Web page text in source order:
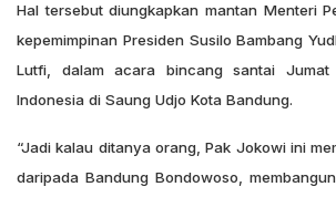
Hal tersebut diungkapkan mantan Menteri
kepemimpinan Presiden Susilo Bambang
Lutfi, dalam acara bincang santai Jumat
Indonesia di Saung Udjo Kota Bandung.
“Jadi kalau ditanya orang, Pak Jokowi ini
daripada Bandung Bondowoso,